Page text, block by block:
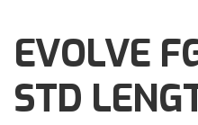
EVOLVE
STD